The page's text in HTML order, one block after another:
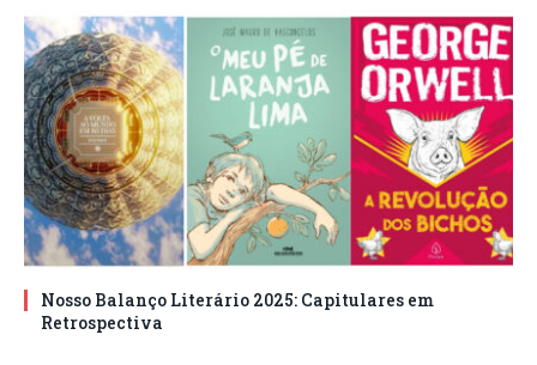
Nosso Balanço Literário 2025: Capitulares em
Retrospectiva